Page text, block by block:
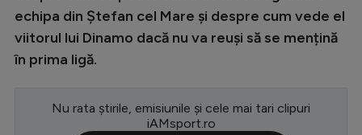
Conference League
LaLiga
echipa din Ștefan cel Mare și despre cum vede el
viitorul lui Dinamo dacă nu va reuși să se mențină
în prima ligă.
Nu rata știrile, emisiunile și cele mai tari clipuri
iAMsport.ro